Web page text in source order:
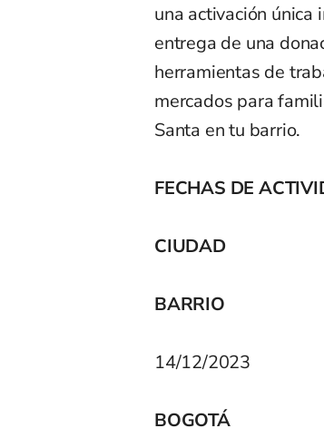
una activación
entrega de una
herramientas de
mercados para
Santa en tu barrio.
FECHAS DE
CIUDAD
BARRIO
14/12/2023
BOGOTÁ